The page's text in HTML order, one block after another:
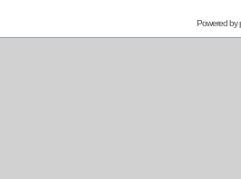
Powered by